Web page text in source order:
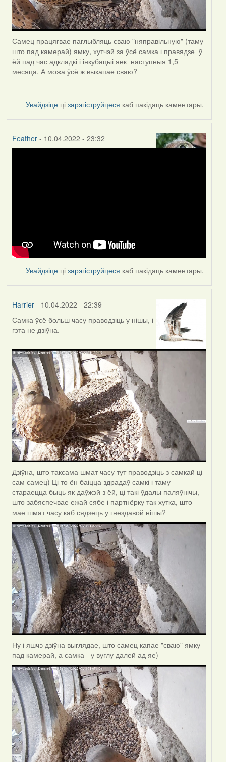
Самец працягвае паглыбляць сваю "няправільную" (таму
што пад камерай) ямку, хутчэй за ўсё самка і правядзе ў
ёй пад час адкладкі і інкубацыі яек наступныя 1,5
месяца. А можа ўсё ж выкапае сваю?
Увайдзіце цізарэгіструйцеся каб пакідаць каментары.
Feather- 10.04.2022 - 23:32
Увайдзіце цізарэгіструйцеся каб пакідаць каментары.
Harrier- 10.04.2022 - 22:39
Самка ўсё больш часу праводзіць у нішы, і
гэта не дзіўна.
Дзіўна, што таксама шмат часу тут праводзіць з самкай ці
сам самец) Ці то ён баіцца здрадаў самкі і таму
стараецца быць як даўжэй з ёй, ці такі ўдалы паляўнічы,
што забяспечвае ежай сябе і партнёрку так хутка, што
мае шмат часу каб сядзець у гнездавой нішы?
Ну і яшчэ дзіўна выглядае, што самец капае "сваю" ямку
пад камерай, а самка - у вуглу далей ад яе)